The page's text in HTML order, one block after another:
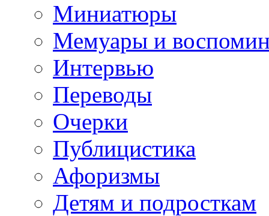
Миниатюры
Мемуары и
Интервью
Переводы
Очерки
Публицистика
Афоризмы
Детям и подросткам